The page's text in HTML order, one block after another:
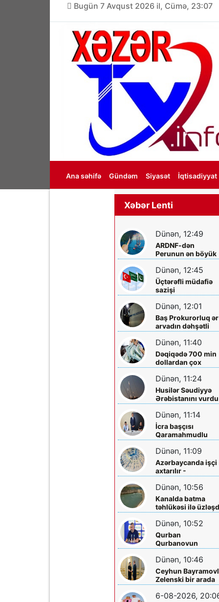
Bugün 7 Avqust 2026 il, Cümə, 23:07
Ana səhifə Gündəm Siyasət İqtisadiyyat
Xəbər Lenti
Dünən, 12:49
ARDNF-dən
Perunun ən böyük
şirkətinə
Dünən, 12:45
Üçtərəfli müdafiə
sazişi
imzalayacaqlar
Dünən, 12:01
Baş Prokurorluq
arvadın dəhşətli
ölümü ilə bağlı -
Məlumat yaydı
Dünən, 11:40
Dəqiqədə 700 min
dollardan çox
qazanıblar…
Dünən, 11:24
Husilər Səudiyyə
Ərəbistanını
Yaralılar var
Dünən, 11:14
İcra başçısı
Qaramahmudlu
sakinləri ilə
Dünən, 11:09
Azərbaycanda işçi
axtarılır -
Əməkhaqqı 10 min
manatdır
Dünən, 10:56
Kanalda batma
təhlükəsi ilə
- Xilas edildi
Dünən, 10:52
Qurban
Qurbanovun
qəzəbinin qarşılığı
nə olacaq?
Dünən, 10:46
Ceyhun
Zelenski bir arada
6-08-2026,